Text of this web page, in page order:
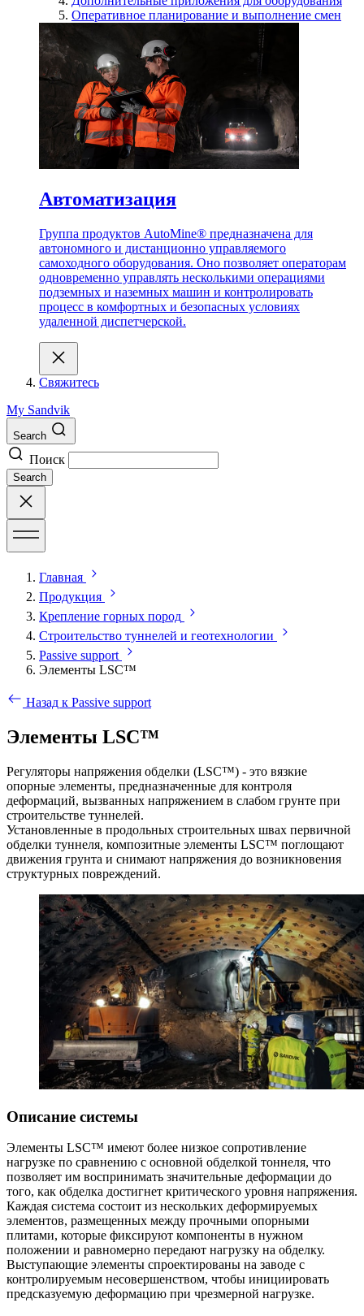
Оперативное планирование и выполнение смен
Автоматизация
Группа продуктов AutoMine® предназначена для
автономного и дистанционно управляемого
самоходного оборудования. Оно позволяет операторам
одновременно управлять несколькими операциями
подземных и наземных машин и контролировать
процесс в комфортных и безопасных условиях
удаленной диспетчерской.
Свяжитесь
My Sandvik
Search
Поиск
Search
Главная
Продукция
Крепление горных пород
Строительство туннелей и геотехнологии
Passive support
Элементы LSC™
Назад к Passive support
Элементы LSC™
Регуляторы напряжения обделки (LSC™) - это вязкие
опорные элементы, предназначенные для контроля
деформаций, вызванных напряжением в слабом грунте при
строительстве туннелей.
Установленные в продольных строительных швах первичной
обделки туннеля, композитные элементы LSC™ поглощают
движения грунта и снимают напряжения до возникновения
структурных повреждений.
Описание системы
Элементы LSC™ имеют более низкое сопротивление
нагрузке по сравнению с основной обделкой тоннеля, что
позволяет им воспринимать значительные деформации до
того, как обделка достигнет критического уровня напряжения.
Каждая система состоит из нескольких деформируемых
элементов, размещенных между прочными опорными
плитами, которые фиксируют компоненты в нужном
положении и равномерно передают нагрузку на обделку.
Выступающие элементы спроектированы на заводе с
контролируемым несовершенством, чтобы инициировать
предсказуемую деформацию при чрезмерной нагрузке.